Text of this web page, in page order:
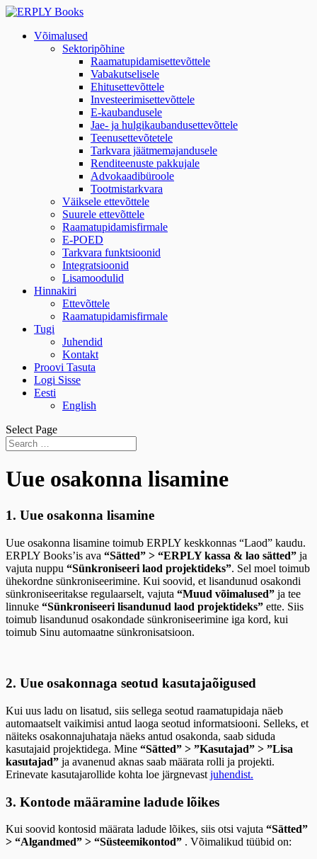
Võimalused
Sektoripõhine
Raamatupidamisettevõttele
Vabakutselisele
Ehitusettevõttele
Investeerimisettevõttele
E-kaubandusele
Jae- ja hulgikaubandusettevõttele
Teenusettevõtetele
Tarkvara jäätmemajandusele
Renditeenuste pakkujale
Advokaadibüroole
Tootmistarkvara
Väiksele ettevõttele
Suurele ettevõttele
Raamatupidamisfirmale
E-POED
Tarkvara funktsioonid
Integratsioonid
Lisamoodulid
Hinnakiri
Ettevõttele
Raamatupidamisfirmale
Tugi
Juhendid
Kontakt
Proovi Tasuta
Logi Sisse
Eesti
English
Select Page
Uue osakonna lisamine
1. Uue osakonna lisamine
Uue osakonna lisamine toimub ERPLY keskkonnas “Laod” kaudu.
ERPLY Books’is ava “Sätted” > “ERPLY kassa & lao sätted” ja
vajuta nuppu “Sünkroniseeri laod projektideks”. Sel moel toimub
ühekordne sünkroniseerimine. Kui soovid, et lisandunud osakondi
sünkroniseeritakse regulaarselt, vajuta “Muud võimalused” ja tee
linnuke “Sünkroniseeri lisandunud laod projektideks” ette. Siis
toimub lisandunud osakondade sünkroniseerimine iga kord, kui
toimub Sinu automaatne sünkronisatsioon.
2. Uue osakonnaga seotud kasutajaõigused
Kui uus ladu on lisatud, siis sellega seotud raamatupidaja näeb
automaatselt vaikimisi antud laoga seotud informatsiooni. Selleks, et
näiteks osakonnajuhataja näeks antud osakonda, saab siduda
kasutajaid projektidega. Mine “Sätted” > ”Kasutajad” > ”Lisa
kasutajad” ja avanenud aknas saab määrata rolli ja projekti.
Erinevate kasutajarollide kohta loe järgnevast juhendist.
3. Kontode määramine ladude lõikes
Kui soovid kontosid määrata ladude lõikes, siis otsi vajuta “Sätted”
> “Algandmed” > “Süsteemikontod” . Võimalikud tüübid on: